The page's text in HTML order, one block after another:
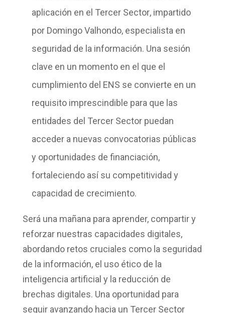
aplicación en el Tercer Sector, impartido
por Domingo Valhondo, especialista en
seguridad de la información. Una sesión
clave en un momento en el que el
cumplimiento del ENS se convierte en un
requisito imprescindible para que las
entidades del Tercer Sector puedan
acceder a nuevas convocatorias públicas
y oportunidades de financiación,
fortaleciendo así su competitividad y
capacidad de crecimiento.
Será una mañana para aprender, compartir y
reforzar nuestras capacidades digitales,
abordando retos cruciales como la seguridad
de la información, el uso ético de la
inteligencia artificial y la reducción de
brechas digitales. Una oportunidad para
seguir avanzando hacia un Tercer Sector